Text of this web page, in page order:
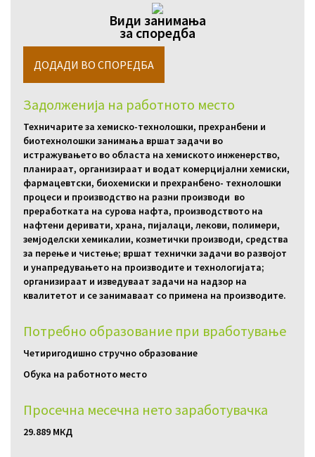
Види занимања
за споредба
Задолженија на работното место
Техничарите за хемиско-технолошки, прехранбени и
биотехнолошки занимања вршат задачи во
истражувањето во областа на хемиското инженерство,
планираат, организираат и водат комерцијални хемиски,
фармацевтски, биохемиски и прехранбено- технолошки
процеси и производство на разни производи во
преработката на сурова нафта, производството на
нафтени деривати, храна, пијалаци, лекови, полимери,
земјоделски хемикалии, козметички производи, средства
за перење и чистење; вршат технички задачи во развојот
и унапредувањето на производите и технологијата;
организираат и изведуваат задачи на надзор на
квалитетот и се занимаваат со примена на производите.
Потребно образование при вработување
Четиригодишно стручно образование
Обука на работното место
Просечна месечна нето заработувачка
29.889 МКД